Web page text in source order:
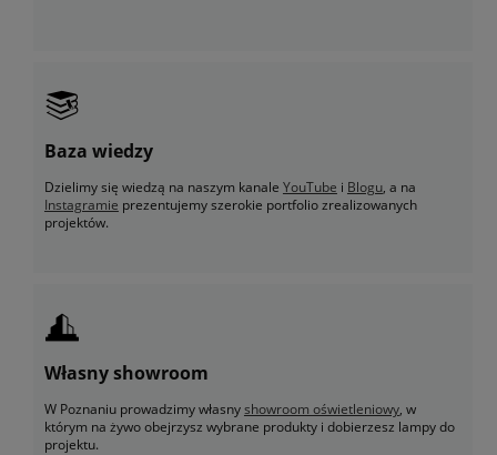
Baza wiedzy
Dzielimy się wiedzą na naszym kanale YouTube i Blogu, a na
Instagramie prezentujemy szerokie portfolio zrealizowanych
projektów.
Własny showroom
W Poznaniu prowadzimy własnyshowroom oświetleniowy, w
którym na żywo obejrzysz wybrane produkty i dobierzesz lampy do
projektu.